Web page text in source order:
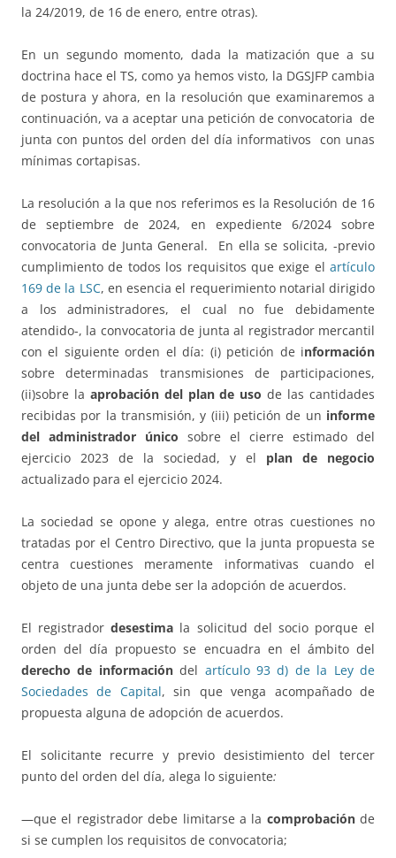
la 24/2019, de 16 de enero, entre otras).
En un segundo momento, dada la matización que a su
doctrina hace el TS, como ya hemos visto, la DGSJFP cambia
de postura y ahora, en la resolución que examinaremos a
continuación, va a aceptar una petición de convocatoria de
junta con puntos del orden del día informativos con unas
mínimas cortapisas.
La resolución a la que nos referimos es la Resolución de 16
de septiembre de 2024, en expediente 6/2024 sobre
convocatoria de Junta General. En ella se solicita, -previo
cumplimiento de todos los requisitos que exige el artículo
169 de la LSC, en esencia el requerimiento notarial dirigido
a los administradores, el cual no fue debidamente
atendido-, la convocatoria de junta al registrador mercantil
con el siguiente orden el día: (i) petición de información
sobre determinadas transmisiones de participaciones,
(ii)sobre la aprobación del plan de uso de las cantidades
recibidas por la transmisión, y (iii) petición de un informe
del administrador único sobre el cierre estimado del
ejercicio 2023 de la sociedad, y el plan de negocio
actualizado para el ejercicio 2024.
La sociedad se opone y alega, entre otras cuestiones no
tratadas por el Centro Directivo, que la junta propuesta se
centra cuestiones meramente informativas cuando el
objeto de una junta debe ser la adopción de acuerdos.
El registradordesestima la solicitud del socio porque el
orden del día propuesto se encuadra en el ámbito del
derecho de informacióndel artículo 93 d) de la Ley de
Sociedades de Capital, sin que venga acompañado de
propuesta alguna de adopción de acuerdos.
El solicitante recurre y previo desistimiento del tercer
punto del orden del día, alega lo siguiente:
—que el registrador debe limitarse a la comprobaciónde
si se cumplen los requisitos de convocatoria;